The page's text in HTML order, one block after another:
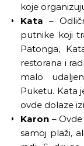
koje
Kata –
putnike koji
Patonga,
restorana i
malo
Puketu. Kata
ovde dolaze
Karon –Ovde
samoj plaži,